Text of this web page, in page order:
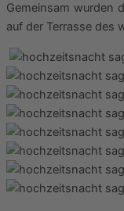
Gemeinsam wurden
auf der Terrasse des